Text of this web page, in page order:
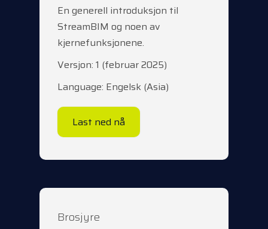
En generell introduksjon til
StreamBIM og noen av
kjernefunksjonene.
Versjon: 1 (februar 2025)
Language: Engelsk (Asia)
Last ned nå
Brosjyre